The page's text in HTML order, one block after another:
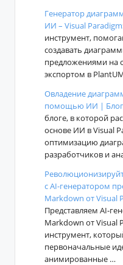
Генератор
ИИ – Visual Paradigm
инструмент,
создавать
предложениями на
экспортом в
Овладение
помощью ИИ | Блог
блоге, в которой
основе ИИ в Visual
оптимизацию
разработчиков и
с AI-генератором
Markdown от Visual
Представляем AI-
Markdown от
инструмент,
первоначальные
анимированные …